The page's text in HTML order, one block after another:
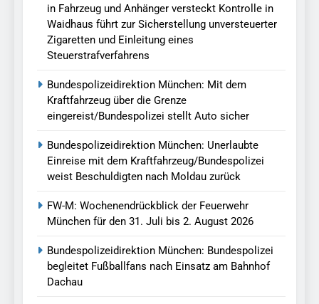
in Fahrzeug und Anhänger versteckt Kontrolle in
Waidhaus führt zur Sicherstellung unversteuerter
Zigaretten und Einleitung eines
Steuerstrafverfahrens
Bundespolizeidirektion München: Mit dem
Kraftfahrzeug über die Grenze
eingereist/Bundespolizei stellt Auto sicher
Bundespolizeidirektion München: Unerlaubte
Einreise mit dem Kraftfahrzeug/Bundespolizei
weist Beschuldigten nach Moldau zurück
FW-M: Wochenendrückblick der Feuerwehr
München für den 31. Juli bis 2. August 2026
Bundespolizeidirektion München: Bundespolizei
begleitet Fußballfans nach Einsatz am Bahnhof
Dachau